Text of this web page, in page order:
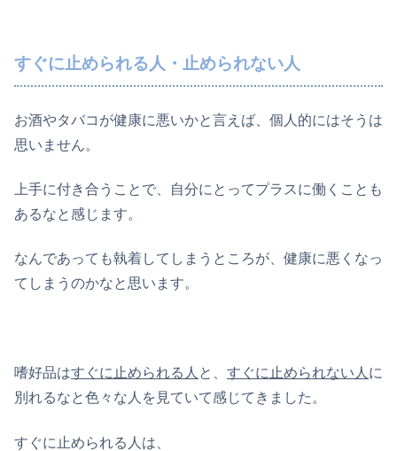
すぐに止められる人・止められない人
お酒やタバコが健康に悪いかと言えば、個人的にはそうは
思いません。
上手に付き合うことで、自分にとってプラスに働くことも
あるなと感じます。
なんであっても執着してしまうところが、健康に悪くなっ
てしまうのかなと思います。
嗜好品はすぐに止められる人 と、 すぐに止められない人 に
別れるなと色々な人を見ていて感じてきました。
すぐに止められる人は、